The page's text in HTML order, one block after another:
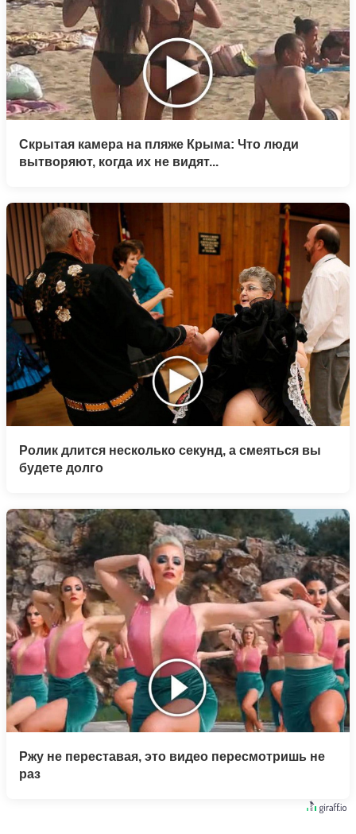
Скрытая камера на пляже Крыма: Что люди
вытворяют, когда их не видят...
Ролик длится несколько секунд, а смеяться вы
будете долго
Ржу не переставая, это видео пересмотришь не
раз